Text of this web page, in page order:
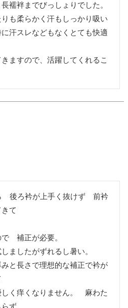
襦袢までびっしょりでした。
も柔らかく汗もしっかり吸い
汗スレなどもなくとても快適
ますので、活躍してくれるこ
後ろ衿が上手く抜けず　前衿
て
　補正が必要。
ましたがずれるし暑い。
と長さで理想的な補正で衿が
く痒くなりません。　麻わた